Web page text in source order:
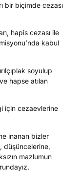
bir biçimde cezası
hapis cezası ile
kabul
soyulup
hapse atılan
için cezaevlerine
inanan bizler
düşüncelerine,
mazlumun